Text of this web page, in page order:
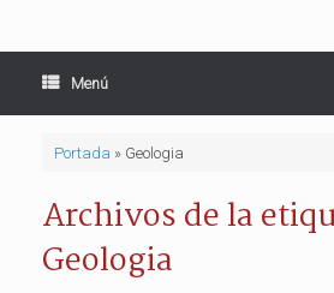
Menú
Portada » Geologia
Archivos de la
Geologia